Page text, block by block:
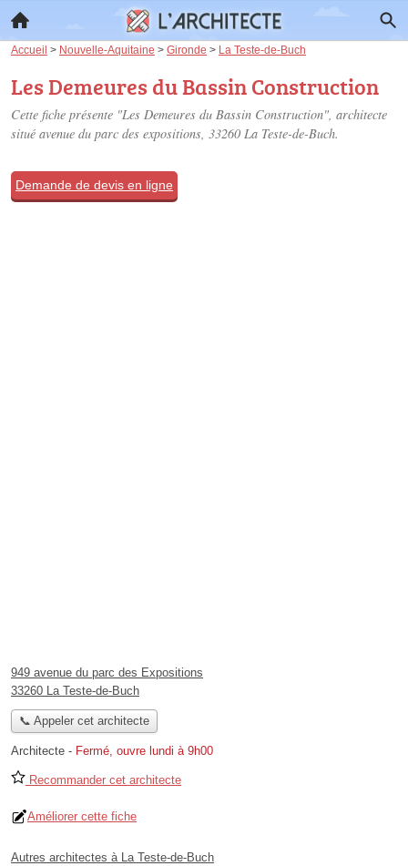
Accueil > Nouvelle-Aquitaine > Gironde > La Teste-de-Buch
Les Demeures du Bassin Construction
Cette fiche présente "Les Demeures du Bassin Construction", architecte
situé avenue du parc des expositions, 33260 La Teste-de-Buch.
Demande de devis en ligne
949 avenue du parc des Expositions
33260 La Teste-de-Buch
📞 Appeler cet architecte
Architecte - Fermé, ouvre lundi à 9h00
Recommander cet architecte
Améliorer cette fiche
Autres architectes à La Teste-de-Buch